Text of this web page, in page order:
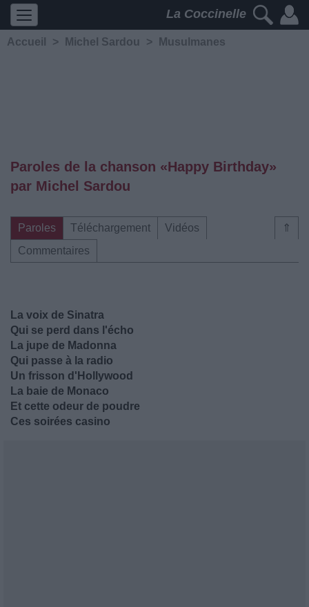
La Coccinelle
Accueil > Michel Sardou > Musulmanes
Paroles de la chanson «Happy Birthday»
par Michel Sardou
⇑
Paroles Téléchargement
Vidéos
Commentaires
La voix de Sinatra
Qui se perd dans l'écho
La jupe de Madonna
Qui passe à la radio
Un frisson d'Hollywood
La baie de Monaco
Et cette odeur de poudre
Ces soirées casino